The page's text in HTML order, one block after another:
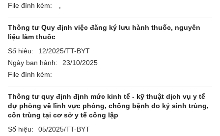
File đính kèm:
Thông tư Quy định việc đăng ký lưu hành thuốc, nguyên
liệu làm thuốc
Số hiệu:
12/2025/TT-BYT
Ngày ban hành:
23/10/2025
File đính kèm:
Thông tư quy định định mức kinh tế - kỹ thuật dịch vụ y tế
dự phòng về lĩnh vực phòng, chống bệnh do ký sinh trùng,
côn trùng tại cơ sở y tế công lập
Số hiệu:
05/2025/TT-BYT